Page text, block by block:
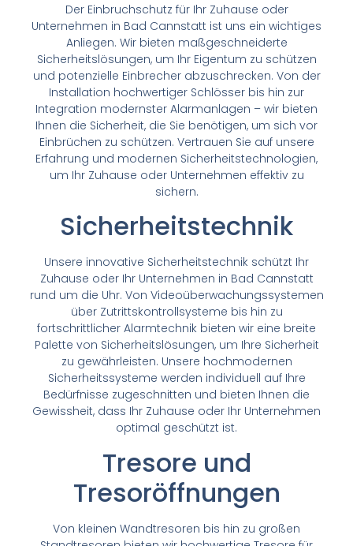
Der Einbruchschutz für Ihr Zuhause oder
Unternehmen in Bad Cannstatt ist uns ein wichtiges
Anliegen. Wir bieten maßgeschneiderte
Sicherheitslösungen, um Ihr Eigentum zu schützen
und potenzielle Einbrecher abzuschrecken. Von der
Installation hochwertiger Schlösser bis hin zur
Integration modernster Alarmanlagen – wir bieten
Ihnen die Sicherheit, die Sie benötigen, um sich vor
Einbrüchen zu schützen. Vertrauen Sie auf unsere
Erfahrung und modernen Sicherheitstechnologien,
um Ihr Zuhause oder Unternehmen effektiv zu
sichern.
Sicherheitstechnik
Unsere innovative Sicherheitstechnik schützt Ihr
Zuhause oder Ihr Unternehmen in Bad Cannstatt
rund um die Uhr. Von Videoüberwachungssystemen
über Zutrittskontrollsysteme bis hin zu
fortschrittlicher Alarmtechnik bieten wir eine breite
Palette von Sicherheitslösungen, um Ihre Sicherheit
zu gewährleisten. Unsere hochmodernen
Sicherheitssysteme werden individuell auf Ihre
Bedürfnisse zugeschnitten und bieten Ihnen die
Gewissheit, dass Ihr Zuhause oder Ihr Unternehmen
optimal geschützt ist.
Tresore und
Tresoröffnungen
Von kleinen Wandtresoren bis hin zu großen